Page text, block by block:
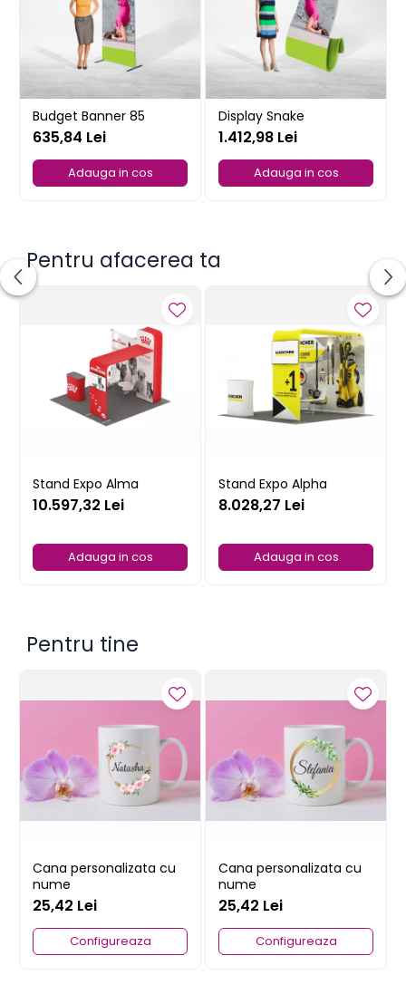
Budget Banner 85
635,84 Lei
Adauga in cos
Display Snake
1.412,98 Lei
Adauga in cos
Pentru afacerea ta
Stand Expo Alma
10.597,32 Lei
Adauga in cos
Stand Expo Alpha
8.028,27 Lei
Adauga in cos
Pentru tine
Cana personalizata cu
nume
25,42 Lei
Configureaza
Cana personalizata cu
nume
25,42 Lei
Configureaza